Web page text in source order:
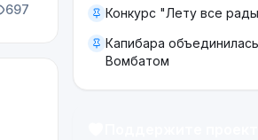
697
Конкурс "Лету все
Капибара
Вомбатом